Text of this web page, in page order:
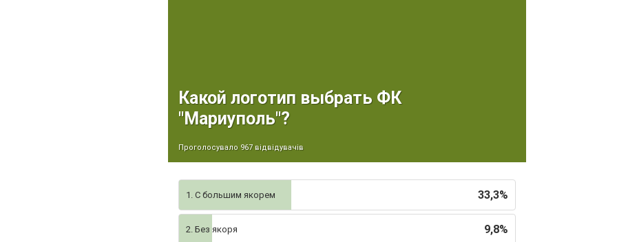
Какой логотип выбрать ФК
"Мариуполь"?
Проголосувало 967 відвідувачів
33,3%
1. C большим якорем
9,8%
2. Без якоря